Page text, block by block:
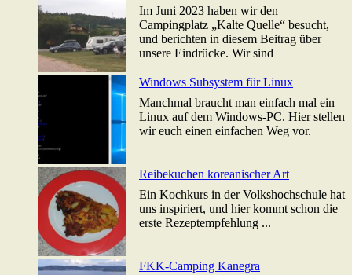
Im Juni 2023 haben wir den
Campingplatz „Kalte Quelle“ besucht,
und berichten in diesem Beitrag über
unsere Eindrücke. Wir sind
Windows Subsystem für Linux
Manchmal braucht man einfach mal ein
Linux auf dem Windows-PC. Hier stellen
wir euch einen einfachen Weg vor.
Reibekuchen koreanischer Art
Ein Kochkurs in der Volkshochschule hat
uns inspiriert, und hier kommt schon die
erste Rezeptempfehlung ...
FKK-Camping Kanegra